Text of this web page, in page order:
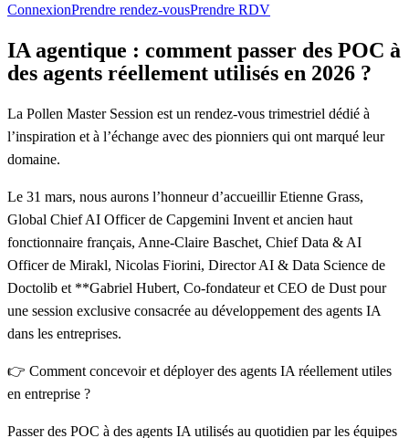
ConnexionPrendre rendez-vousPrendre RDV
IA agentique : comment passer des POC à
des agents réellement utilisés en 2026 ?
La Pollen Master Session est un rendez-vous trimestriel dédié à
l’inspiration et à l’échange avec des pionniers qui ont marqué leur
domaine.
Le 31 mars, nous aurons l’honneur d’accueillirEtienne Grass,
Global Chief AI Officer de Capgemini Invent et ancien haut
fonctionnaire français, Anne-Claire Baschet, Chief Data & AI
Officer de Mirakl, Nicolas Fiorini, Director AI & Data Science de
Doctolib et **Gabriel Hubert, Co-fondateur et CEO de Dust pour
une session exclusive consacrée au développement des agents IA
dans les entreprises.
👉 Comment concevoir et déployer des agents IA réellement utiles
en entreprise ?
Passer des POC à des agents IA utilisés au quotidien par les équipes